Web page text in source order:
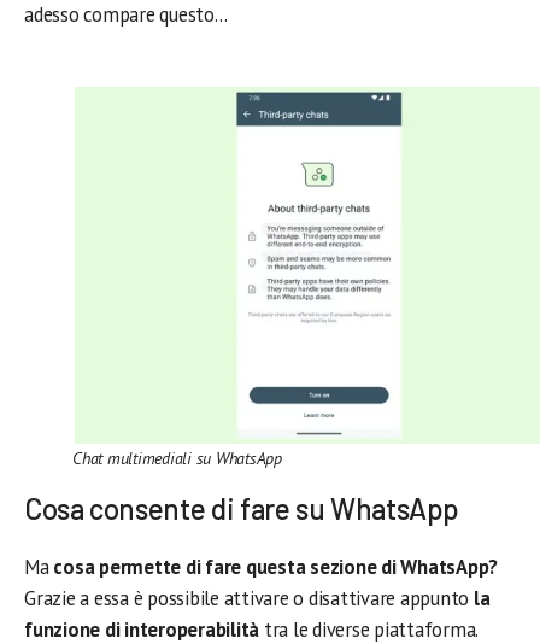
adesso compare questo…
Chat multimediali su WhatsApp
Cosa consente di fare su WhatsApp
Macosa permette di fare questa sezione di WhatsApp?
Grazie a essa è possibile attivare o disattivare appunto la
funzione di interoperabilità tra le diverse piattaforma.